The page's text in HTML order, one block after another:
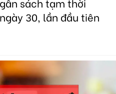
sách tạm thời
30, lần đầu tiên